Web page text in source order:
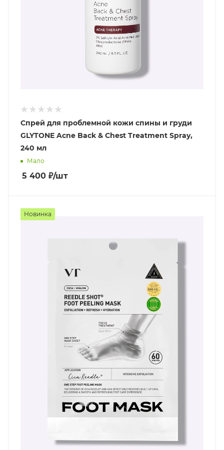
Спрей для проблемной кожи спины и груди
GLYTONE Acne Back & Chest Treatment Spray,
240 мл
Мало
5 400 ₽/шт
Новинка